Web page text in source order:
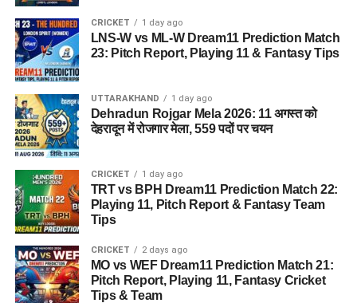
CRICKET 1 day ago
LNS-W vs ML-W Dream11 Prediction Match
23: Pitch Report, Playing 11 & Fantasy Tips
UTTARAKHAND 1 day ago
Dehradun Rojgar Mela 2026: 11 अगस्त को
देहरादून में रोजगार मेला, 559 पदों पर चयन
CRICKET 1 day ago
TRT vs BPH Dream11 Prediction Match 22:
Playing 11, Pitch Report & Fantasy Team
Tips
CRICKET 2 days ago
MO vs WEF Dream11 Prediction Match 21:
Pitch Report, Playing 11, Fantasy Cricket
Tips & Team